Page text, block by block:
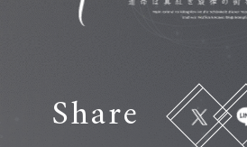
Share